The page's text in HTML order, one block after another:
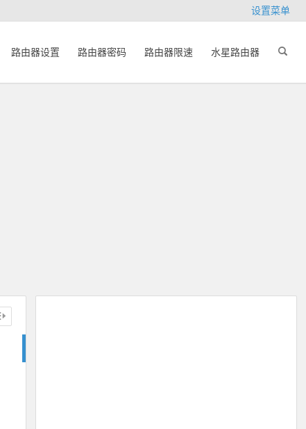
设置菜单
路由器设置 路由器密码 路由器限速 水星路由器